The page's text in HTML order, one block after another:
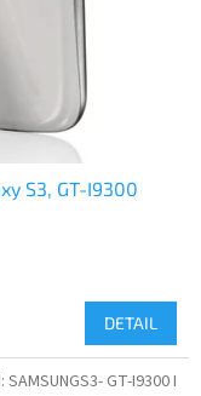
S3, GT-I9300
DETAIL
SAMSUNGS3- GT-I9300 I